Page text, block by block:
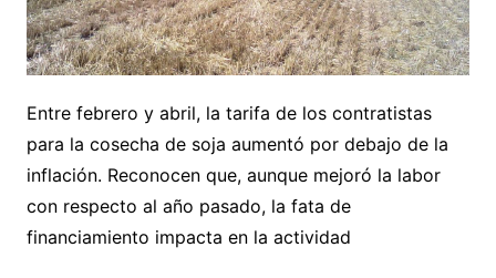
Entre febrero y abril, la tarifa de los contratistas
para la cosecha de soja aumentó por debajo de la
inflación. Reconocen que, aunque mejoró la labor
con respecto al año pasado, la fata de
financiamiento impacta en la actividad